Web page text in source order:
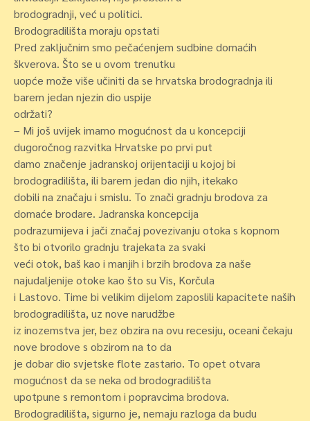
brodogradnji, već u politici.
Brodogradilišta moraju opstati
Pred zaključnim smo pečaćenjem sudbine domaćih
škverova. Što se u ovom trenutku
uopće može više učiniti da se hrvatska brodogradnja ili
barem jedan njezin dio uspije
održati?
– Mi još uvijek imamo mogućnost da u koncepciji
dugoročnog razvitka Hrvatske po prvi put
damo značenje jadranskoj orijentaciji u kojoj bi
brodogradilišta, ili barem jedan dio njih, itekako
dobili na značaju i smislu. To znači gradnju brodova za
domaće brodare. Jadranska koncepcija
podrazumijeva i jači značaj povezivanju otoka s kopnom
što bi otvorilo gradnju trajekata za svaki
veći otok, baš kao i manjih i brzih brodova za naše
najudaljenije otoke kao što su Vis, Korčula
i Lastovo. Time bi velikim dijelom zaposlili kapacitete naših
brodogradilišta, uz nove narudžbe
iz inozemstva jer, bez obzira na ovu recesiju, oceani čekaju
nove brodove s obzirom na to da
je dobar dio svjetske flote zastario. To opet otvara
mogućnost da se neka od brodogradilišta
upotpune s remontom i popravcima brodova.
Brodogradilišta, sigurno je, nemaju razloga da budu